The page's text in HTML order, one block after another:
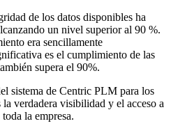
de los datos disponibles ha
un nivel superior al 90 %.
era sencillamente
es el cumplimiento de las
supera el 90%.
sistema de Centric PLM para los
verdadera visibilidad y el acceso a
la empresa.